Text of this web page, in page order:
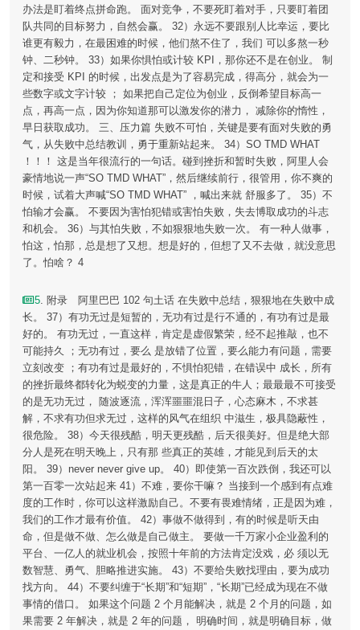
办法是盯着终点拼命跑。 面对竞争，不要死盯着对手，只要盯着团
队共同的目标努力，自然会赢。 32）永远不要跟别人比幸运，要比
谁更有毅力，在最困难的时候，他们熬不住了，我们 可以多熬一秒
钟、二秒钟。 33）如果你惧怕或计较 KPI，那你还不是在创业。 制
定和接受 KPI 的时候，出发点是为了容易完成，得高分，就会为一
些数字或文字计较 ； 如果把自己定位为创业，反倒希望目标高一
点，再高一点，因为你知道那可以激发你的潜力， 减除你的惰性，
早日获取成功。 三、压力篇 失败不可怕，关键是要有面对失败的勇
气，从失败中总结教训，勇于重新站起来。 34）SO TMD WHAT
！！！ 这是当年很流行的一句话。碰到挫折和暂时失败，阿里人会
豪情地说一声“SO TMD WHAT”，然后继续前行，很管用，你不爽的
时候，试着大声喊“SO TMD WHAT” ，喊出来就 舒服多了。 35）不
怕输才会赢。 不要因为害怕犯错或害怕失败，失去博取成功的斗志
和机会。 36）与其怕失败，不如狠狠地失败一次。 有一种人做事，
怕这，怕那，总是想了又想。想是好的，但想了又不去做，就没意思
了。怕啥？ 4
5. 附录 阿里巴巴 102 句土话 在失败中总结，狠狠地在失败中成
长。 37）有功无过是短暂的，无功有过是行不通的，有功有过是最
好的。 有功无过，一直这样，肯定是虚假繁荣，经不起推敲，也不
可能持久 ；无功有过，要么 是放错了位置，要么能力有问题，需要
立刻改变 ；有功有过是最好的，不惧怕犯错，在错误中 成长，所有
的挫折最终都转化为蜕变的力量，这是真正的牛人；最最最不可接受
的是无功无过， 随波逐流，浑浑噩噩混日子，心态麻木，不求甚
解，不求有功但求无过，这样的风气在组织 中滋生，极具隐蔽性，
很危险。 38）今天很残酷，明天更残酷，后天很美好。但是绝大部
分人是死在明天晚上，只有那 些真正的英雄，才能见到后天的太
阳。 39）never never give up。 40）即使第一百次跌倒，我还可以
第一百零一次站起来 41）不难，要你干嘛？ 当接到一个感到有点难
度的工作时，你可以这样激励自己。不要有畏难情绪，正是因为难，
我们的工作才最有价值。 42）事做不做得到，有的时候是听天由
命，但是做不做、怎么做是自己做主。 要做一千万家小企业盈利的
平台、一亿人的就业机会，按照十年前的方法肯定没戏，必 须以无
数智慧、勇气、胆略推进实施。 43）不要给失败找理由，要为成功
找方向。 44）不要纠缠于“长期”和“短期”，“长期”已经成为现在不做
事情的借口。 如果这个问题 2 个月能解决，就是 2 个月的问题，如
果需要 2 年解决，就是 2 年的问题， 明确时间，就是明确目标，做